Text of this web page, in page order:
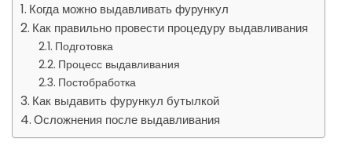
Когда можно выдавливать фурункул
Как правильно провести процедуру выдавливания
Подготовка
Процесс выдавливания
Постобработка
Как выдавить фурункул бутылкой
Осложнения после выдавливания